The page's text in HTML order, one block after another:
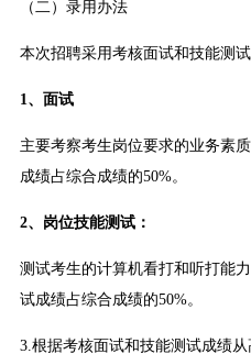
（二）录用办法
本次招聘采用考核面试和技能测试
1、面试
主要考察考生岗位要求的业务素
成绩占综合成绩的50%。
2、岗位技能测试：
测试考生的计算机看打和听打能
试成绩占综合成绩的50%。
3.根据考核面试和技能测试成绩